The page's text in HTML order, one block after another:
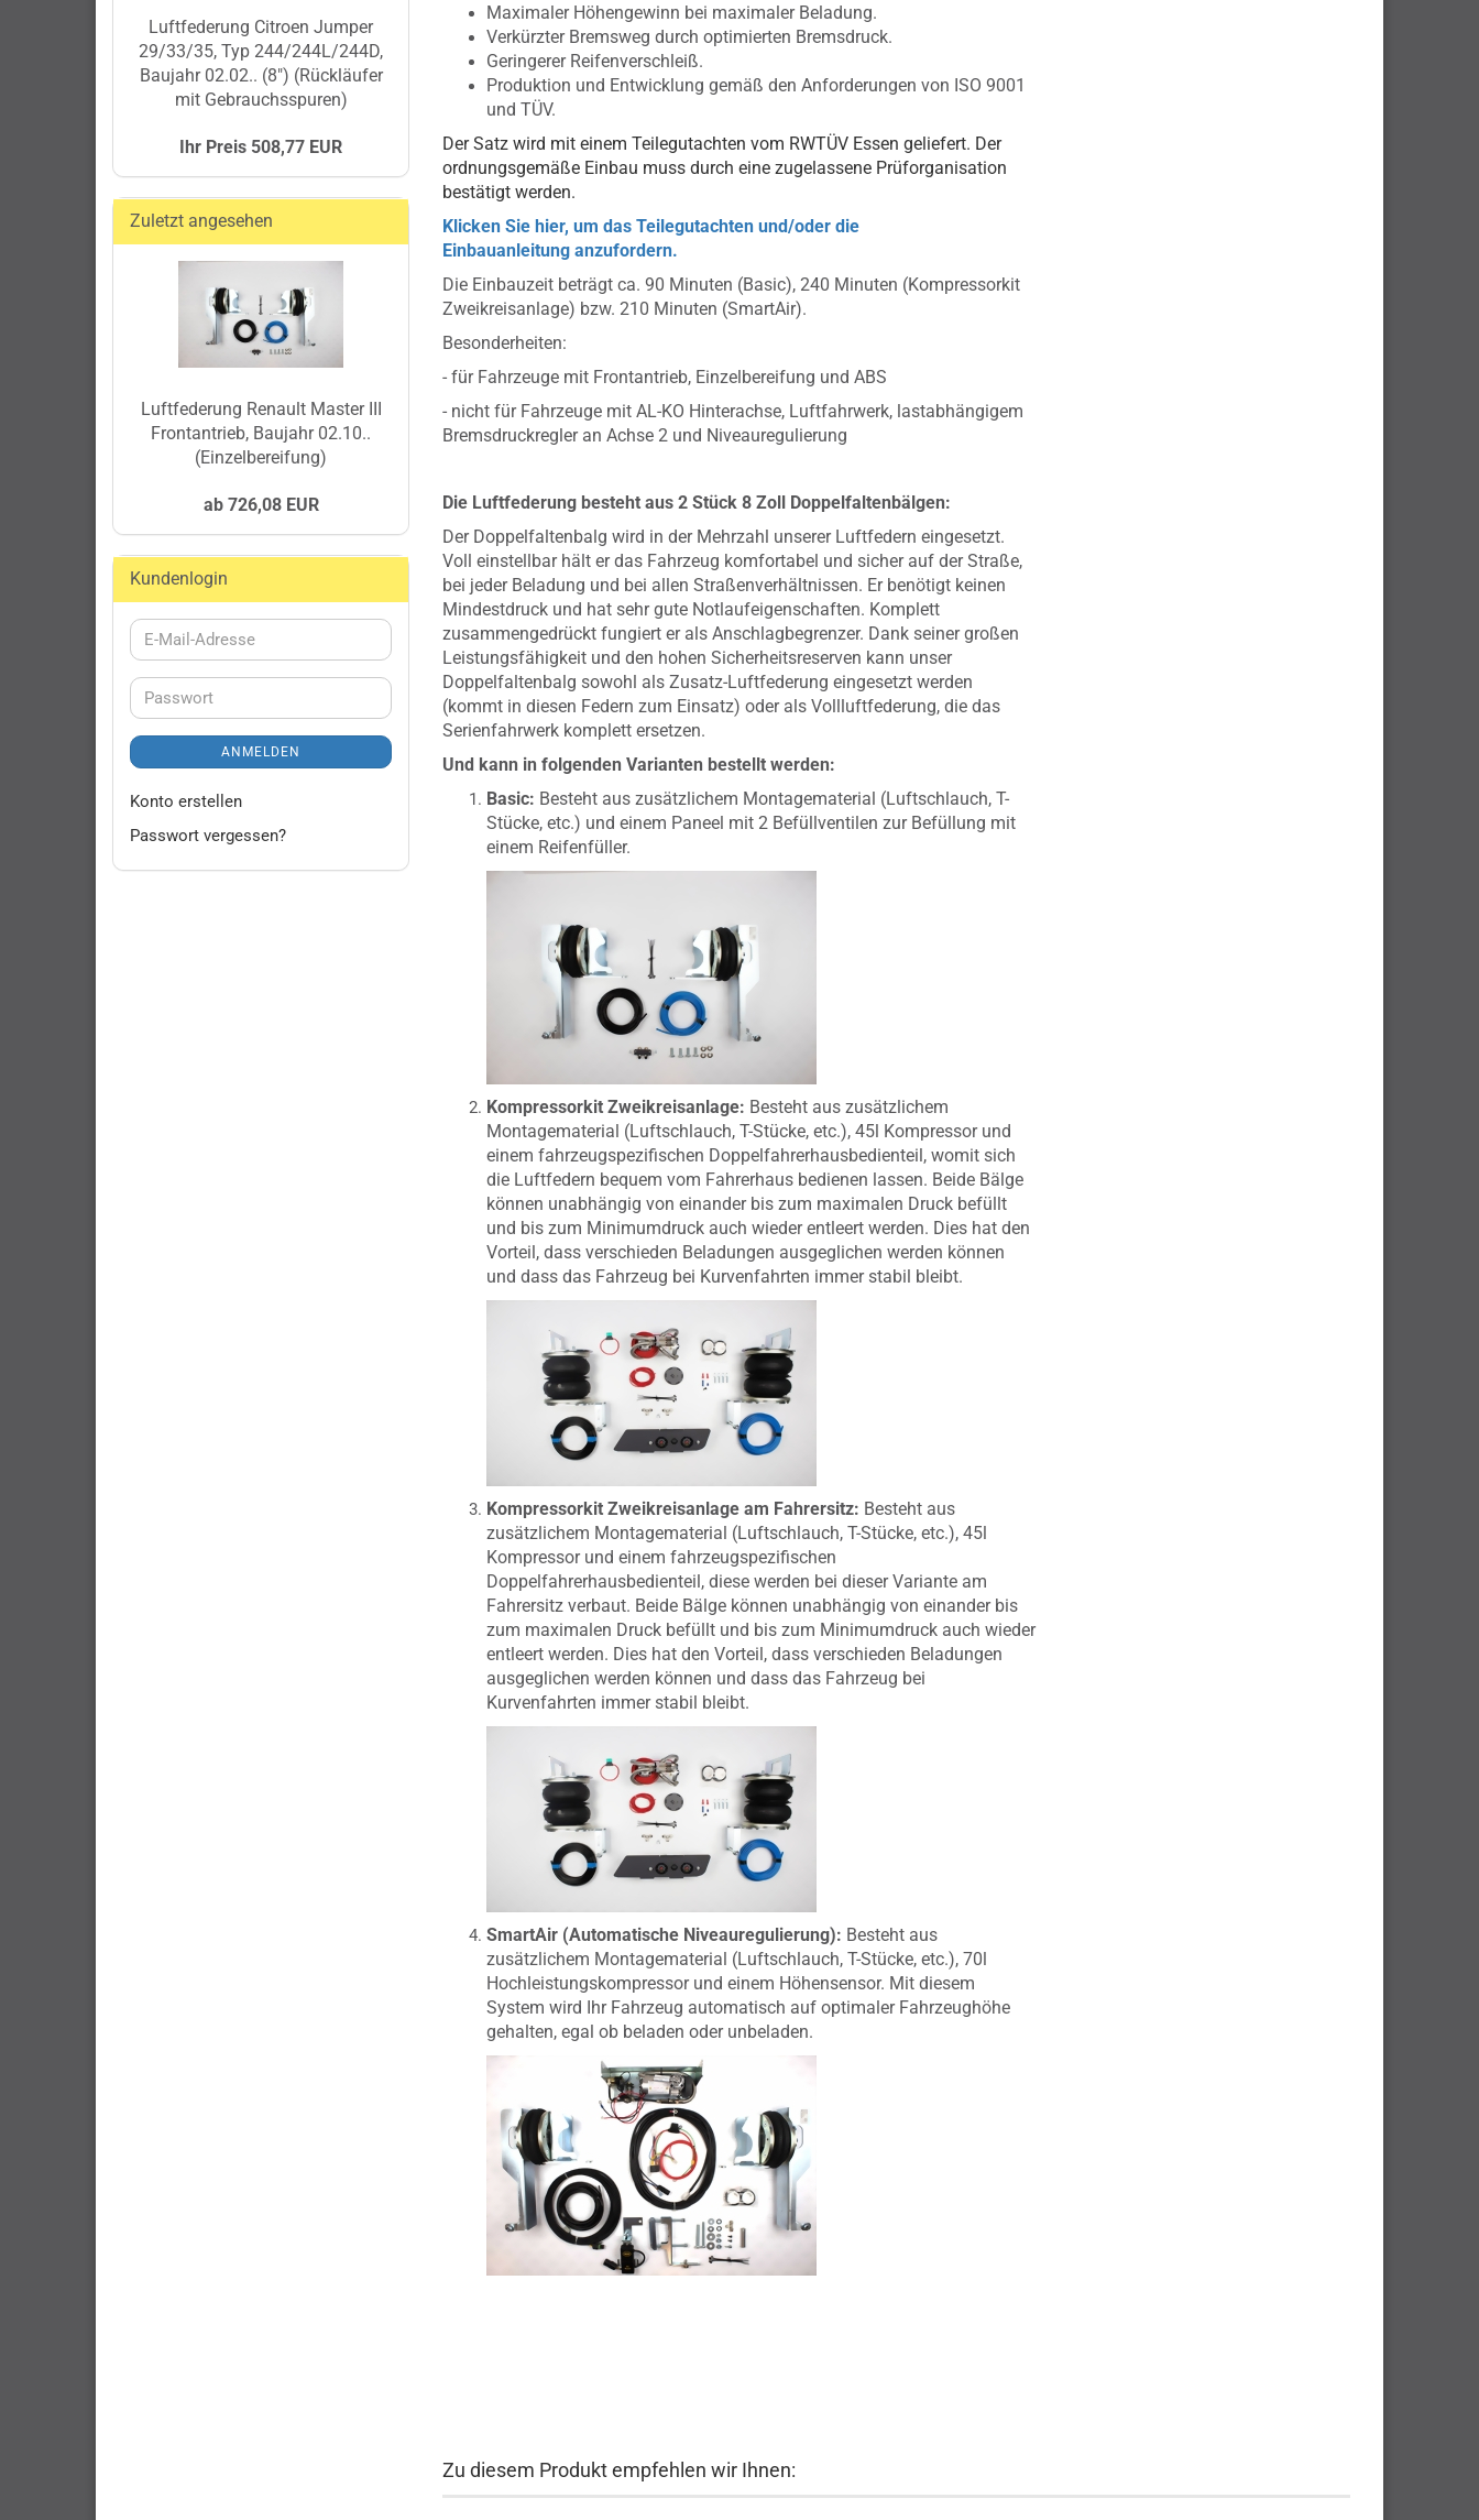
Maximaler Höhengewinn bei maximaler Beladung.
Verkürzter Bremsweg durch optimierten Bremsdruck.
Geringerer Reifenverschleiß.
Produktion und Entwicklung gemäß den Anforderungen von ISO 9001
und TÜV.
Der Satz wird mit einem Teilegutachten vom RWTÜV Essen geliefert. Der
ordnungsgemäße Einbau muss durch eine zugelassene Prüforganisation
bestätigt werden.
Klicken Sie hier, um das Teilegutachten und/oder die
Einbauanleitung anzufordern.
Die Einbauzeit beträgt ca. 90 Minuten (Basic), 240 Minuten (Kompressorkit
Zweikreisanlage) bzw. 210 Minuten (SmartAir).
Besonderheiten:
- für Fahrzeuge mit Frontantrieb, Einzelbereifung und ABS
- nicht für Fahrzeuge mit AL-KO Hinterachse, Luftfahrwerk, lastabhängigem
Bremsdruckregler an Achse 2 und Niveauregulierung
Die Luftfederung besteht aus 2 Stück 8 Zoll Doppelfaltenbälgen:
Der Doppelfaltenbalg wird in der Mehrzahl unserer Luftfedern eingesetzt.
Voll einstellbar hält er das Fahrzeug komfortabel und sicher auf der Straße,
bei jeder Beladung und bei allen Straßenverhältnissen. Er benötigt keinen
Mindestdruck und hat sehr gute Notlaufeigenschaften. Komplett
zusammengedrückt fungiert er als Anschlagbegrenzer. Dank seiner großen
Leistungsfähigkeit und den hohen Sicherheitsreserven kann unser
Doppelfaltenbalg sowohl als Zusatz-Luftfederung eingesetzt werden
(kommt in diesen Federn zum Einsatz) oder als Vollluftfederung, die das
Serienfahrwerk komplett ersetzen.
Und kann in folgenden Varianten bestellt werden:
Basic: Besteht aus zusätzlichem Montagematerial (Luftschlauch, T-
Stücke, etc.) und einem Paneel mit 2 Befüllventilen zur Befüllung mit
einem Reifenfüller.
Kompressorkit Zweikreisanlage: Besteht aus zusätzlichem
Montagematerial (Luftschlauch, T-Stücke, etc.), 45l Kompressor und
einem fahrzeugspezifischen Doppelfahrerhausbedienteil, womit sich
die Luftfedern bequem vom Fahrerhaus bedienen lassen. Beide Bälge
können unabhängig von einander bis zum maximalen Druck befüllt
und bis zum Minimumdruck auch wieder entleert werden. Dies hat den
Vorteil, dass verschieden Beladungen ausgeglichen werden können
und dass das Fahrzeug bei Kurvenfahrten immer stabil bleibt.
Kompressorkit Zweikreisanlage am Fahrersitz: Besteht aus
zusätzlichem Montagematerial (Luftschlauch, T-Stücke, etc.), 45l
Kompressor und einem fahrzeugspezifischen
Doppelfahrerhausbedienteil, diese werden bei dieser Variante am
Fahrersitz verbaut. Beide Bälge können unabhängig von einander bis
zum maximalen Druck befüllt und bis zum Minimumdruck auch wieder
entleert werden. Dies hat den Vorteil, dass verschieden Beladungen
ausgeglichen werden können und dass das Fahrzeug bei
Kurvenfahrten immer stabil bleibt.
SmartAir (Automatische Niveauregulierung): Besteht aus
zusätzlichem Montagematerial (Luftschlauch, T-Stücke, etc.), 70l
Hochleistungskompressor und einem Höhensensor. Mit diesem
System wird Ihr Fahrzeug automatisch auf optimaler Fahrzeughöhe
gehalten, egal ob beladen oder unbeladen.
Zu diesem Produkt empfehlen wir Ihnen:
Luftfederung Citroen Jumper
29/33/35, Typ 244/244L/244D,
Baujahr 02.02.. (8") (Rückläufer
mit Gebrauchsspuren)
Ihr Preis 508,77 EUR
Zuletzt angesehen
Luftfederung Renault Master III
Frontantrieb, Baujahr 02.10..
(Einzelbereifung)
ab 726,08 EUR
Kundenlogin
E-
Mail-
Passwort
ANMELDEN
Konto erstellen
Passwort vergessen?